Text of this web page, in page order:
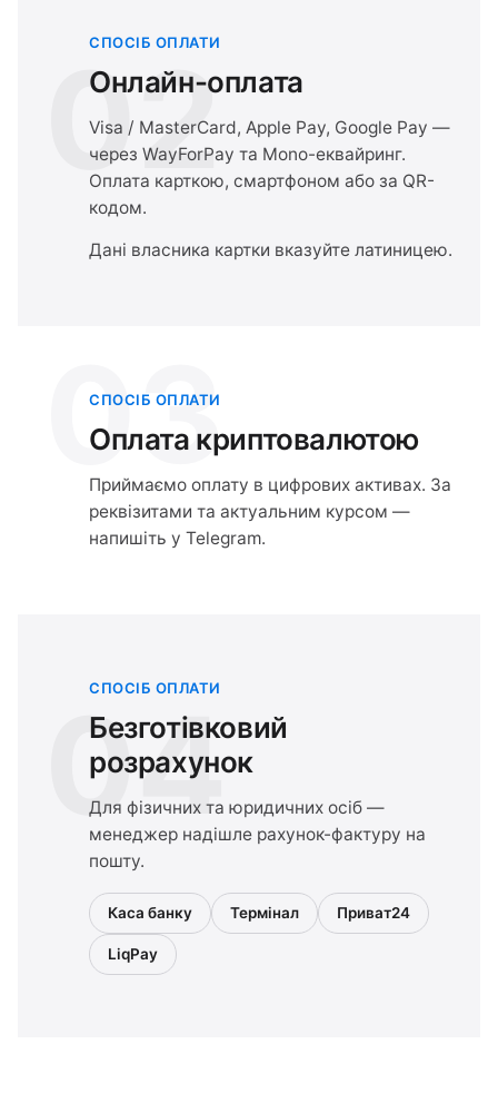
02
СПОСІБ ОПЛАТИ
Онлайн-оплата
Visa / MasterCard, Apple Pay, Google Pay —
через WayForPay та Mono-еквайринг.
Оплата карткою, смартфоном або за QR-
кодом.
Дані власника картки вказуйте латиницею.
03
СПОСІБ ОПЛАТИ
Оплата криптовалютою
Приймаємо оплату в цифрових активах. За
реквізитами та актуальним курсом —
напишіть у Telegram.
04
СПОСІБ ОПЛАТИ
Безготівковий
розрахунок
Для фізичних та юридичних осіб —
менеджер надішле рахунок-фактуру на
пошту.
Каса банку Термінал Приват24
LiqPay